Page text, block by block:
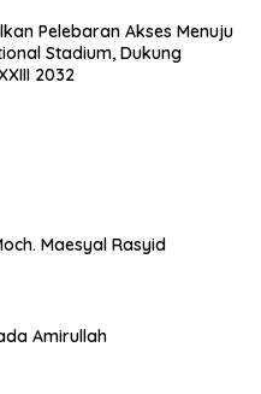
Pelebaran Akses Menuju
Stadium, Dukung
2032
Maesyal Rasyid
Amirullah